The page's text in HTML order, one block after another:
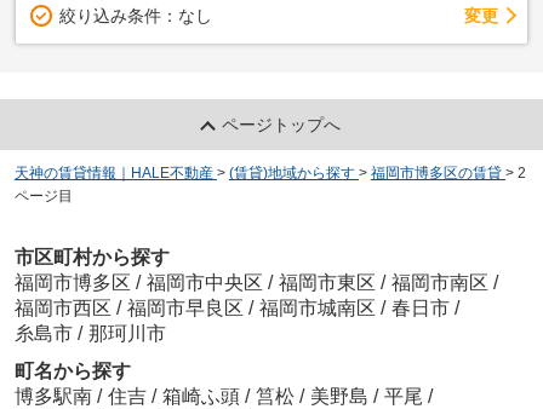
絞り込み条件： なし 変更
ページトップへ
天神の賃貸情報｜HALE不動産 > (賃貸)地域から探す > 福岡市博多区の賃貸 > 2
ページ目
市区町村から探す
福岡市博多区 / 福岡市中央区 / 福岡市東区 / 福岡市南区 /
福岡市西区 / 福岡市早良区 / 福岡市城南区 / 春日市 /
糸島市 / 那珂川市
町名から探す
博多駅南 / 住吉 / 箱崎ふ頭 / 筥松 / 美野島 / 平尾 /